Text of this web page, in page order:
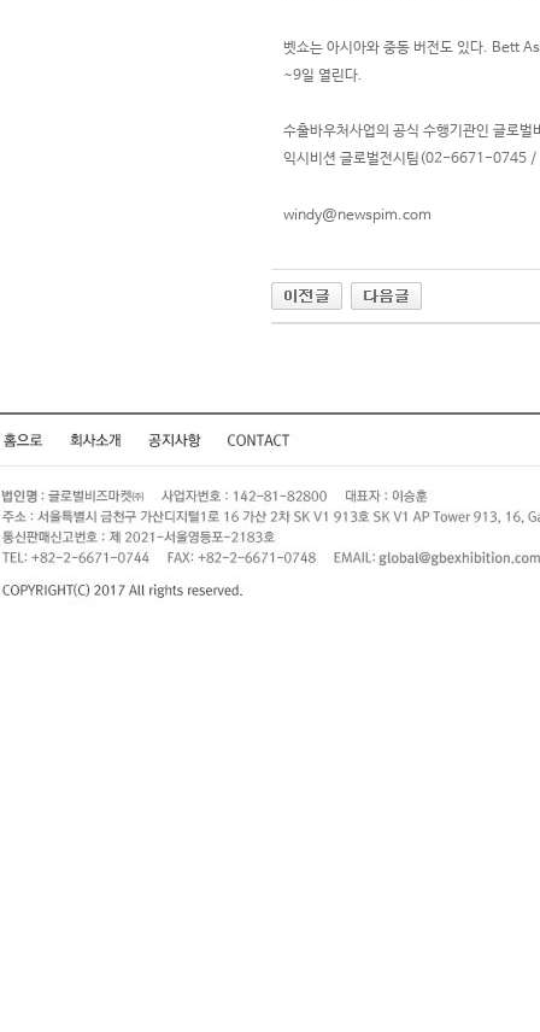
벳쇼는 아시아와 중동 버전도 있다. Bett
~9일 열린다.
수출바우처사업의 공식 수행기관인 글로
익시비션 글로벌전시팀(02-6671-0745 /
windy@newspim.com